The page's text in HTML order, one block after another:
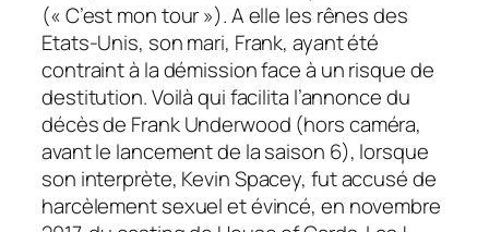
(« C’est mon tour »). A elle les rênes des
Etats-Unis, son mari, Frank, ayant été
contraint à la démission face à un risque de
destitution. Voilà qui facilita l’annonce du
décès de Frank Underwood (hors caméra,
avant le lancement de la saison 6), lorsque
son interprète, Kevin Spacey, fut accusé de
harcèlement sexuel et évincé, en novembre